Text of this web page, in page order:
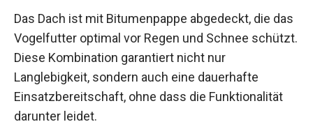
Das Dach ist mit Bitumenpappe abgedeckt, die das
Vogelfutter optimal vor Regen und Schnee schützt.
Diese Kombination garantiert nicht nur
Langlebigkeit, sondern auch eine dauerhafte
Einsatzbereitschaft, ohne dass die Funktionalität
darunter leidet.